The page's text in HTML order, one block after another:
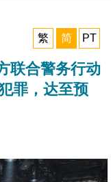
繁
简 PT
联合警务行动
罪，达至预